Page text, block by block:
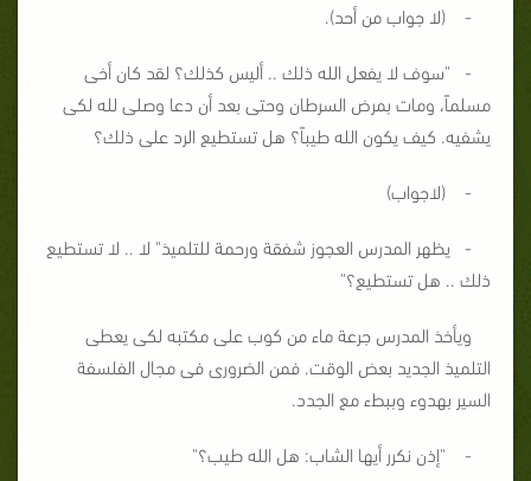
- (لا جواب من أحد).
- "سوف لا يفعل الله ذلك .. أليس كذلك؟ لقد كان أخى
مسلماً، ومات بمرض السرطان وحتى بعد أن دعا وصلى لله لكى
يشفيه. كيف يكون الله طيباً؟ هل تستطيع الرد على ذلك؟
- (لاجواب)
- يظهر المدرس العجوز شفقة ورحمة للتلميذ" لا .. لا تستطيع
ذلك .. هل تستطيع؟"
ويأخذ المدرس جرعة ماء من كوب على مكتبه لكى يعطى
التلميذ الجديد بعض الوقت. فمن الضرورى فى مجال الفلسفة
السير بهدوء وببطء مع الجدد.
- "إذن نكرر أيها الشاب: هل الله طيب؟"